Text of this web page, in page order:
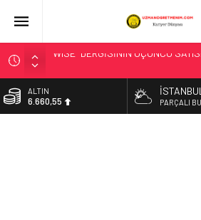
“KAHRAMANIM MEHMETÇİK VE
“TÜRK DÜNYASI KÜLTÜR ATLASI
TEKİN’İN KATILIMIYLA BAŞLADI
BİST
13.779,39
İSTANBUL
PARÇALI